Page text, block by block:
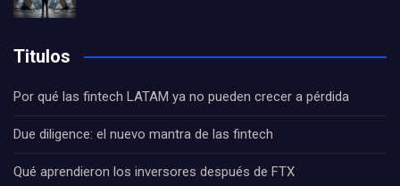
Titulos
Por qué las fintech LATAM ya no pueden crecer a pérdida
Due diligence: el nuevo mantra de las fintech
Qué aprendieron los inversores después de FTX